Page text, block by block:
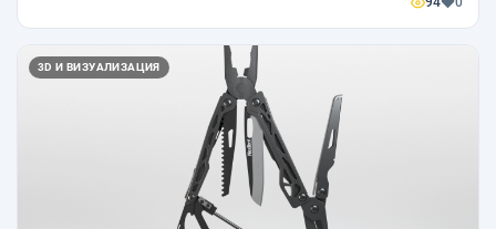
3D И ВИЗУАЛИЗАЦИЯ